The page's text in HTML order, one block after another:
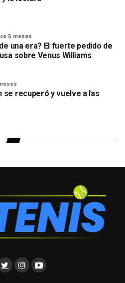
5 meses
una era? El fuerte pedido de
sobre Venus Williams
se recuperó y vuelve a las